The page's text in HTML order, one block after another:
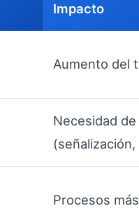
Impacto
Aumento del
Necesidad
(señalización,
Procesos